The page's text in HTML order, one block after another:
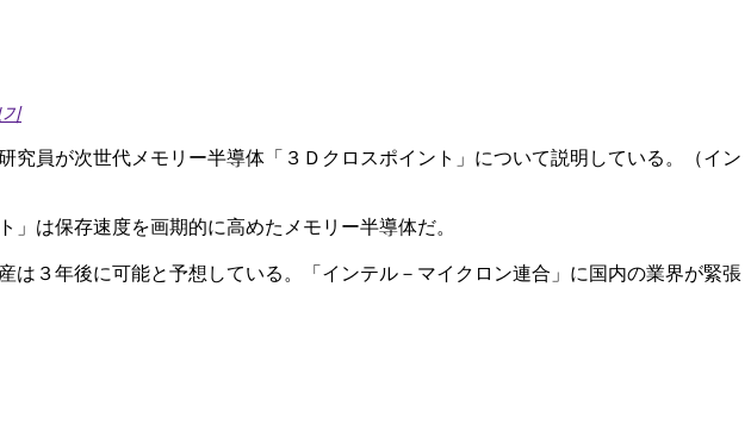
員が次世代メモリー半導体「３Ｄクロスポイント」について説明している。（イン
は保存速度を画期的に高めたメモリー半導体だ。
３年後に可能と予想している。「インテル－マイクロン連合」に国内の業界が緊張